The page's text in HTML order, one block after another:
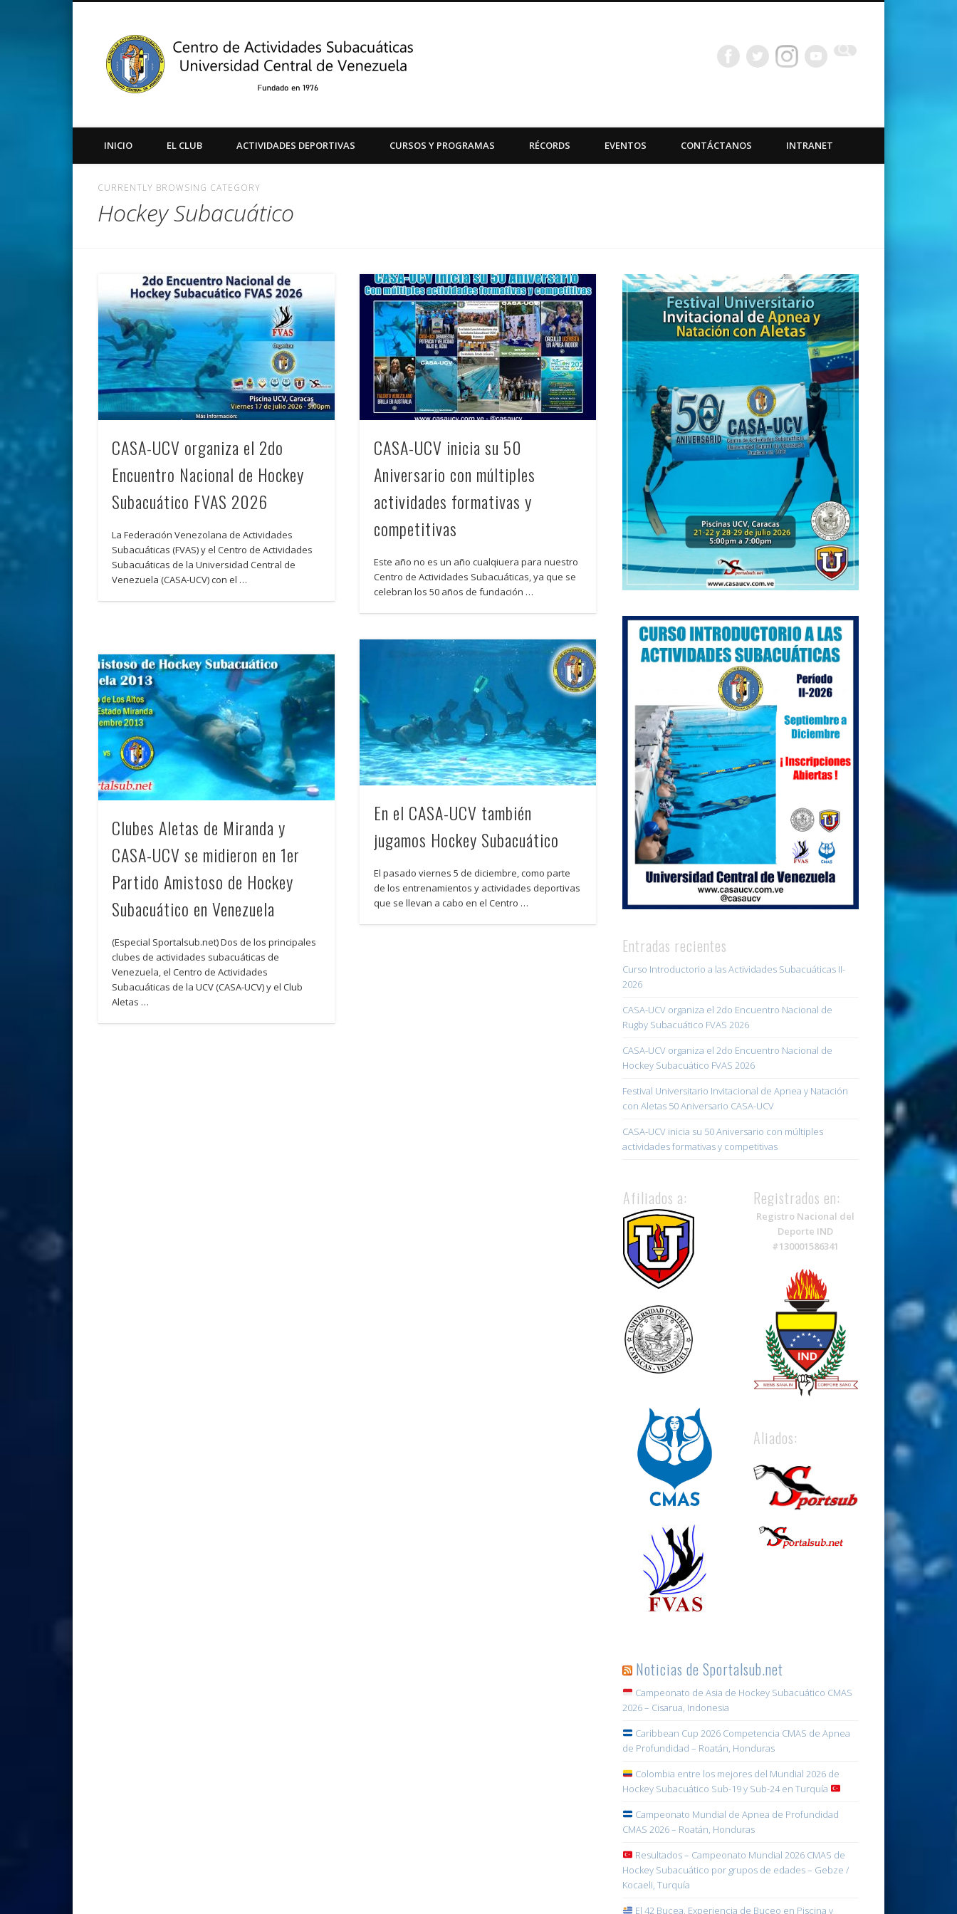
Centro de Actividades Subacuáticas Universidad
Central de Venezuela
Youtube
INICIO EL CLUB ACTIVIDADES DEPORTIVAS CURSOS Y PROGRAMAS RÉCORDS EVENTOS CONTÁCTANOS INTRANET
CURRENTLY BROWSING CATEGORY
Hockey Subacuático
CASA-UCV organiza el 2do
Encuentro Nacional de Hockey
Subacuático FVAS 2026
La Federación Venezolana de Actividades
Subacuáticas (FVAS) y el Centro de Actividades
Subacuáticas de la Universidad Central de
Venezuela (CASA-UCV) con el …
CASA-UCV inicia su 50
Aniversario con múltiples
actividades formativas y
competitivas
Este año no es un año cualqiuera para nuestro
Centro de Actividades Subacuáticas, ya que se
celebran los 50 años de fundación …
En el CASA-UCV también
jugamos Hockey Subacuático
El pasado viernes 5 de diciembre, como parte
de los entrenamientos y actividades deportivas
que se llevan a cabo en el Centro …
Clubes Aletas de Miranda y
CASA-UCV se midieron en 1er
Partido Amistoso de Hockey
Subacuático en Venezuela
(Especial Sportalsub.net) Dos de los principales
clubes de actividades subacuáticas de
Venezuela, el Centro de Actividades
Subacuáticas de la UCV (CASA-UCV) y el Club
Aletas …
Entradas recientes
Curso Introductorio a las Actividades Subacuáticas II-
2026
CASA-UCV organiza el 2do Encuentro Nacional de
Rugby Subacuático FVAS 2026
CASA-UCV organiza el 2do Encuentro Nacional de
Hockey Subacuático FVAS 2026
Festival Universitario Invitacional de Apnea y Natación
con Aletas 50 Aniversario CASA-UCV
CASA-UCV inicia su 50 Aniversario con múltiples
actividades formativas y competitivas
Afiliados a: Registrados en:
Registro Nacional del
Deporte IND
#130001586341
Aliados:
Noticias de Sportalsub.net
Campeonato de Asia de Hockey Subacuático CMAS
2026 – Cisarua, Indonesia
Caribbean Cup 2026 Competencia CMAS de Apnea
de Profundidad – Roatán, Honduras
Colombia entre los mejores del Mundial 2026 de
Hockey Subacuático Sub-19 y Sub-24 en Turquía
Campeonato Mundial de Apnea de Profundidad
CMAS 2026 – Roatán, Honduras
Resultados – Campeonato Mundial 2026 CMAS de
Hockey Subacuático por grupos de edades – Gebze /
Kocaeli, Turquía
El 42 Bucea, Experiencia de Buceo en Piscina y